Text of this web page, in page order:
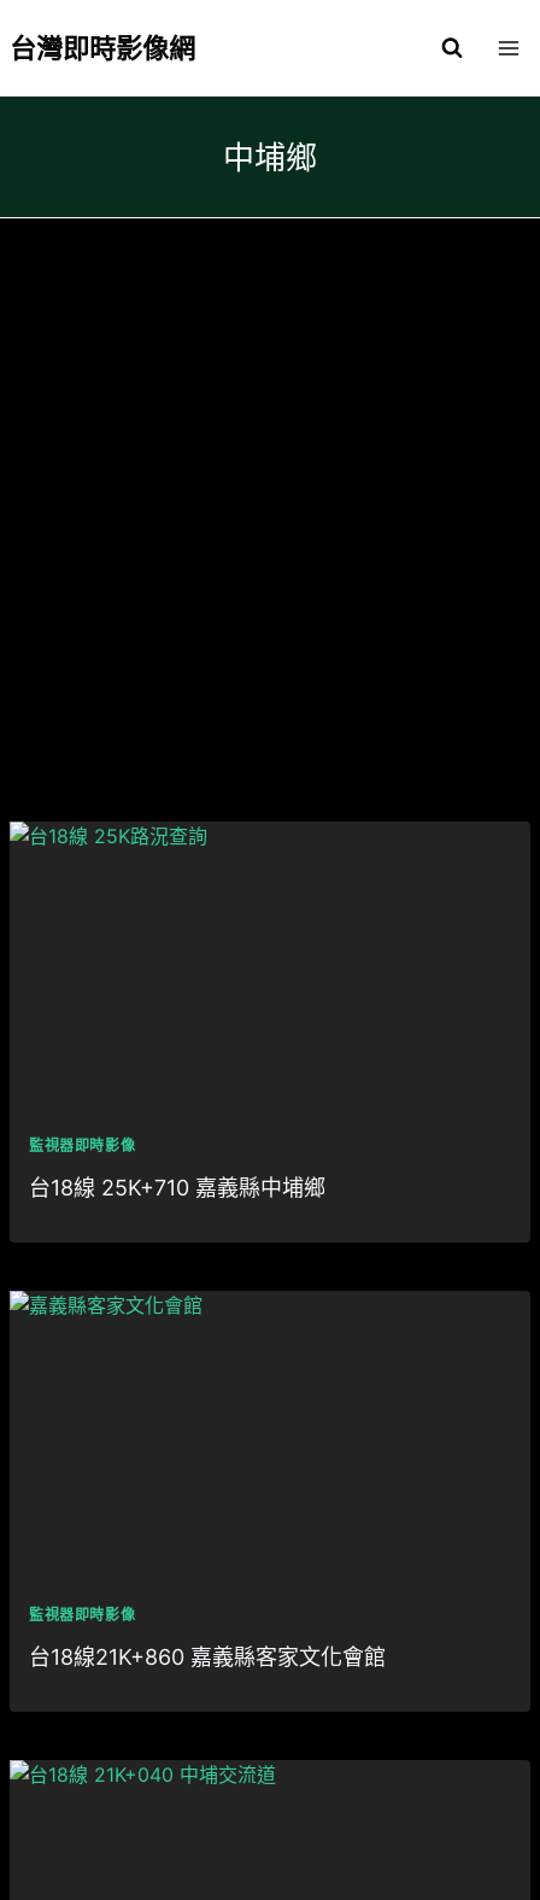
to台灣即時影像網
中埔鄉
監視器即時影像
台18線 25K+710 嘉義縣中埔鄉
監視器即時影像
台18線21K+860 嘉義縣客家文化會館